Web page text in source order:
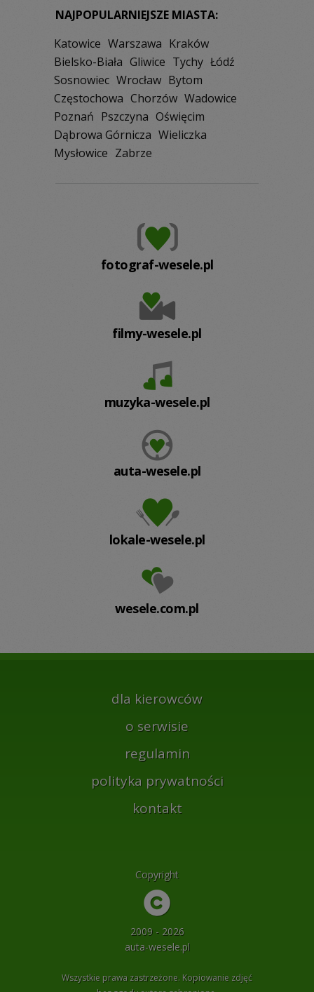
NAJPOPULARNIEJSZE MIASTA:
Katowice Warszawa Kraków
Bielsko-Biała Gliwice Tychy Łódź
Sosnowiec Wrocław Bytom
Częstochowa Chorzów Wadowice
Poznań Pszczyna Oświęcim
Dąbrowa Górnicza Wieliczka
Mysłowice Zabrze
fotograf-wesele.pl
filmy-wesele.pl
muzyka-wesele.pl
auta-wesele.pl
lokale-wesele.pl
wesele.com.pl
dla kierowców
o serwisie
regulamin
polityka prywatności
kontakt
Copyright
2009 - 2026
auta-wesele.pl
Wszystkie prawa zastrzeżone. Kopiowanie zdjęć